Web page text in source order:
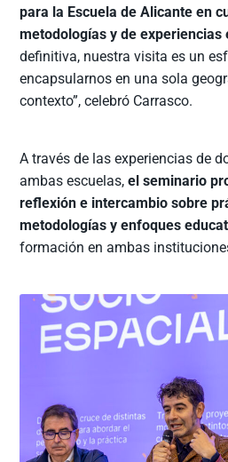
para la Escuela de Alicante en
metodologías y de experiencias
definitiva, nuestra visita es un
encapsularnos en una sola
contexto”, celebró Carrasco.
A través de las experiencias de
ambas escuelas,el seminario
reflexión e intercambio sobre
metodologías y enfoques
formación en ambas